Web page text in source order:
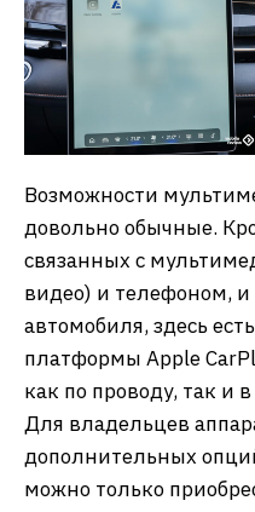
Возможности
довольно обычные.
связанных с
видео) и телефоном, и
автомобиля, здесь
платформы Apple
как по проводу, так и
Для владельцев
дополнительных
можно только